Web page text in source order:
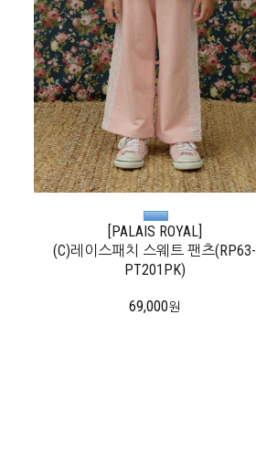
[PALAIS ROYAL]
(C)레이스패치 스웨트 팬츠(RP63-
PT201PK)
69,000원